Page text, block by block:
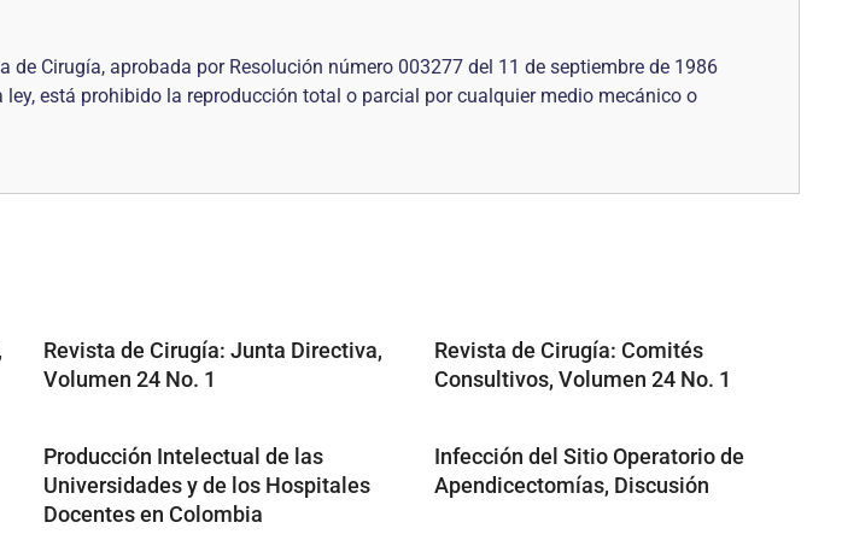
Cirugía, aprobada por Resolución número 003277 del 11 de septiembre de 1986
está prohibido la reproducción total o parcial por cualquier medio mecánico o
Revista de Cirugía: Junta Directiva,
Volumen 24 No. 1
Revista de Cirugía: Comités
Consultivos, Volumen 24 No. 1
Producción Intelectual de las
Universidades y de los Hospitales
Docentes en Colombia
Infección del Sitio Operatorio de
Apendicectomías, Discusión